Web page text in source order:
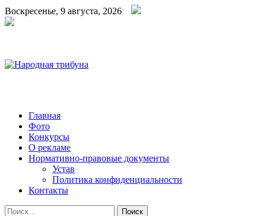
Воскресенье, 9 августа, 2026
Народная трибуна
Калининская районная газета
Главная
Фото
Конкурсы
О рекламе
Нормативно-правовые документы
Устав
Политика конфиденциальности
Контакты
Найти: